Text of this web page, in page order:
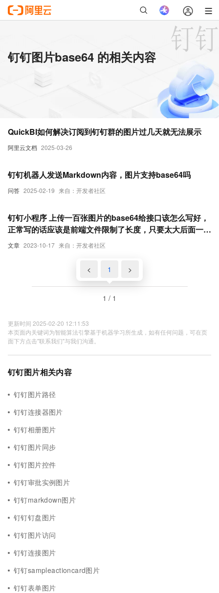
钉钉图片base64 的相关内容
阿里云文档 2025-03-26
QuickBI如何解决订阅到钉钉群的图片过几天就无法展示
问答 2025-02-19 来自：开发者社区
钉钉机器人发送Markdown内容，图片支持base64吗
文章 2023-10-17 来自：开发者社区
钉钉小程序 上传一百张图片的base64给接口该怎么写好，
正常写的话应该是前端文件限制了长度，只要太大后面一些
全部为null
< 1 >
1 / 1
更新时间 2025-02-20 12:11:53
本页面内关键词为智能算法引擎基于机器学习所生成，如有任何问题，可在页
面下方点击"联系我们"与我们沟通。
钉钉图片相关内容
钉钉图片路径
钉钉连接器图片
钉钉相册图片
钉钉图片同步
钉钉图片控件
钉钉审批实例图片
钉钉markdown图片
钉钉钉盘图片
钉钉图片访问
钉钉连接图片
钉钉sampleactioncard图片
钉钉表单图片